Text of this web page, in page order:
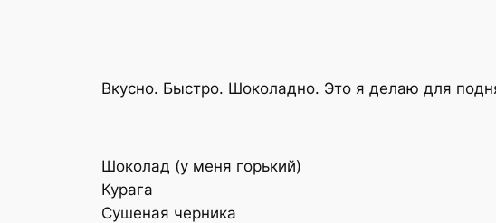
Вкусно. Быстро. Шоколадно. Это я делаю для
Шоколад (у меня горький)
Курага
Сушеная черника